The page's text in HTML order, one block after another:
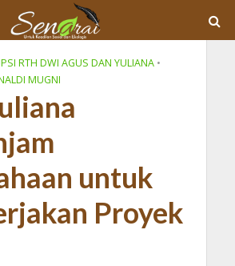
RTH DWI AGUS DAN YULIANA •
MUGNI
untuk
Proyek